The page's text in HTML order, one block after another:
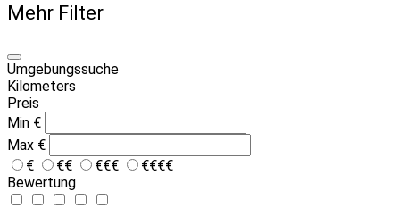
Mehr Filter
Umgebungssuche
Kilometers
Preis
Min €
Max €
€
€€ €€€
€€€€
Bewertung